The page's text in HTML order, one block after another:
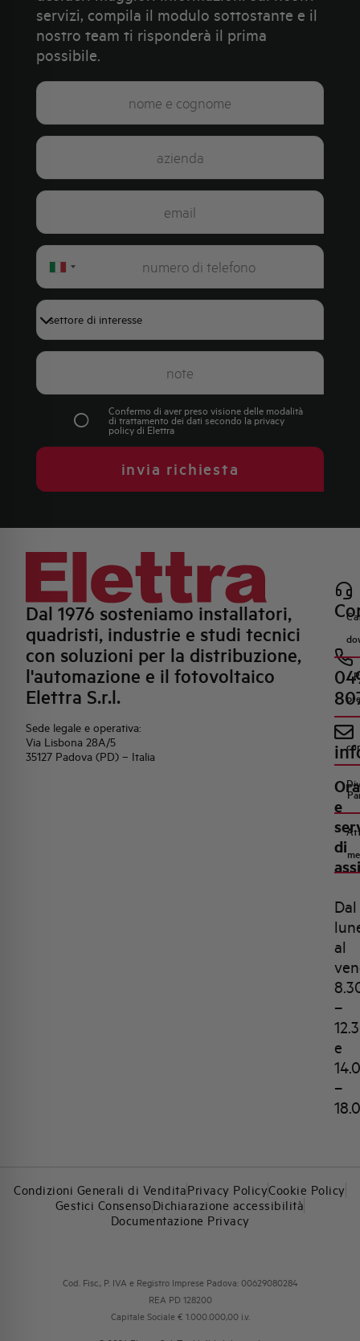
servizi, compila il modulo sottostante e il
nostro team ti risponderà il prima
possibile.
Italy
Confermo di aver preso visione delle modalità
di trattamento dei dati secondo la privacy
policydi Elettra
invia richiesta
Dal 1976 sosteniamo installatori,
quadristi, industrie e studi tecnici
con soluzioni per la distribuzione,
l'automazione e il fotovoltaico
Elettra S.r.l.
Sede legale e operativa:
Via Lisbona 28A/5
35127 Padova (PD) – Italia
e
di
Dal
al
–
e
–
Condizioni Generali di VenditaPrivacy PolicyCookie Policy
Gestici ConsensoDichiarazione accessibilità
Documentazione Privacy
Cod. Fisc., P. IVA e Registro Imprese Padova: 00629080284
REA PD 128200
Capitale Sociale € 1.000.000,00 i.v.